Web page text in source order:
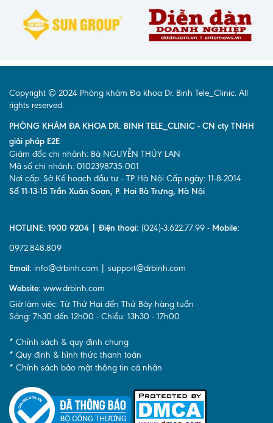
Copyright © 2024 Phòng khám Đa khoa Dr. Binh Tele_Clinic. All
rights reserved.
PHÒNG KHÁM ĐA KHOA DR. BINH TELE_CLINIC - CN cty TNHH
giải pháp E2E
Giám đốc chi nhánh: Bà NGUYỄN THÚY LAN
Mã số chi nhánh: 0102398735-001
Nơi cấp: Sở Kế hoạch đầu tư - TP Hà Nội Cấp ngày: 11-8-2014
Số 11-13-15 Trần Xuân Soạn, P. Hai Bà Trưng, Hà Nội
HOTLINE: 1900 9204 | Điện thoại: (024)-3.622.77.99 - Mobile:
0972.848.809
Email: info@drbinh.com | support@drbinh.com
Website: www.drbinh.com
Giờ làm việc: Từ Thứ Hai đến Thứ Bảy hàng tuần
Sáng: 7h30 đến 12h00 - Chiều: 13h30 - 17h00
* Chính sách & quy định chung
* Quy định & hình thức thanh toán
* Chính sách bảo mật thông tin cá nhân